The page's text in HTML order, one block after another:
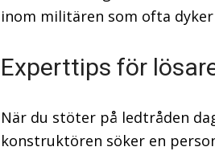
inom militären som ofta
Experttips för
När du stöter på ledtråden
konstruktören söker en